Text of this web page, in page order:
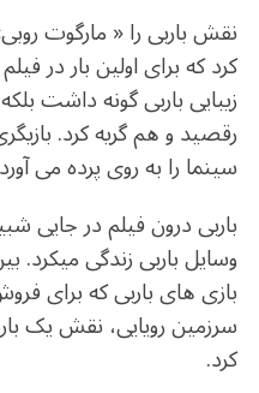
نقش باربی را « مارگوت
کرد که برای اولین بار در فیلم
زیبایی باربی گونه داشت
رقصید و هم گریه کرد.
سینما را به روی پرده می
باربی درون فیلم در جایی
وسایل باربی زندگی
بازی های باربی که برای
سرزمین رویایی، نقش یک
کرد.